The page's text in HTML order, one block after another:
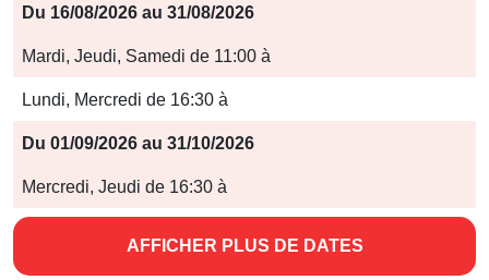
Du 16/08/2026 au 31/08/2026
Mardi, Jeudi, Samedi de 11:00 à
Lundi, Mercredi de 16:30 à
Du 01/09/2026 au 31/10/2026
Mercredi, Jeudi de 16:30 à
AFFICHER PLUS DE DATES